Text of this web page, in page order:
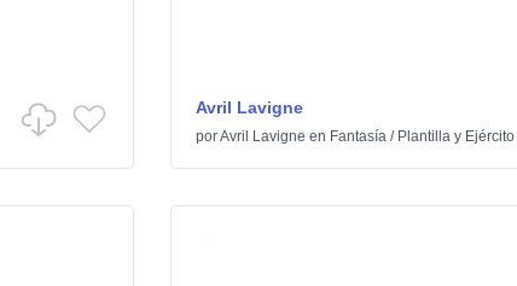
Avril Lavigne
porAvril Lavigne en Fantasía/ Plantilla y Ejército